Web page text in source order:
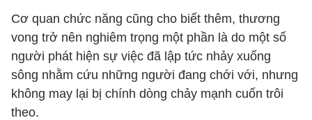
Cơ quan chức năng cũng cho biết thêm, thương
vong trở nên nghiêm trọng một phần là do một số
người phát hiện sự việc đã lập tức nhảy xuống
sông nhằm cứu những người đang chới với, nhưng
không may lại bị chính dòng chảy mạnh cuốn trôi
theo.